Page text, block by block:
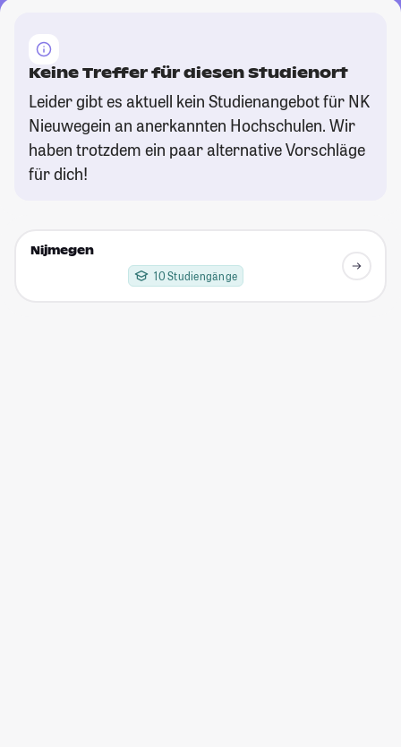
Keine Treffer für diesen Studienort
Leider gibt es aktuell kein Studienangebot für NK
Nieuwegein an anerkannten Hochschulen. Wir
haben trotzdem ein paar alternative Vorschläge
für dich!
Nijmegen
10 Studiengänge